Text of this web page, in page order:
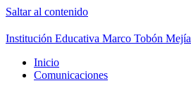
Saltar al contenido
Institución Educativa Marco Tobón Mejía
Inicio
Comunicaciones